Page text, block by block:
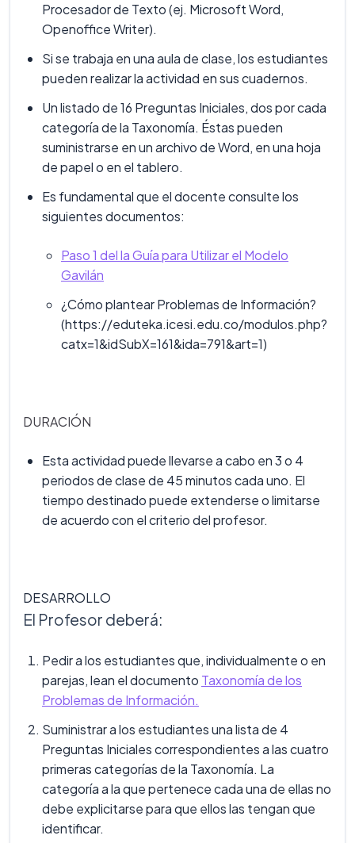
Procesador de Texto (ej. Microsoft Word,
Openoffice Writer).
Si se trabaja en una aula de clase, los estudiantes
pueden realizar la actividad en sus cuadernos.
Un listado de 16 Preguntas Iniciales, dos por cada
categoría de la Taxonomía. Éstas pueden
suministrarse en un archivo de Word, en una hoja
de papel o en el tablero.
Es fundamental que el docente consulte los
siguientes documentos:
Paso 1 del la Guía para Utilizar el Modelo
Gavilán
¿Cómo plantear Problemas de Información?
(https://eduteka.icesi.edu.co/modulos.php?
catx=1&idSubX=161&ida=791&art=1)
DURACIÓN
Esta actividad puede llevarse a cabo en 3 o 4
periodos de clase de 45 minutos cada uno. El
tiempo destinado puede extenderse o limitarse
de acuerdo con el criterio del profesor.
DESARROLLO
El Profesor deberá:
Pedir a los estudiantes que, individualmente o en
parejas, lean el documento Taxonomía de los
Problemas de Información.
Suministrar a los estudiantes una lista de 4
Preguntas Iniciales correspondientes a las cuatro
primeras categorías de la Taxonomía. La
categoría a la que pertenece cada una de ellas no
debe explicitarse para que ellos las tengan que
identificar.